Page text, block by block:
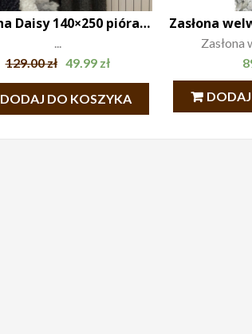
Zasłona Daisy 140×250 pióra, szara
...
129.00zł 49.99 zł
DODAJ DO KOSZYKA
Zasłona